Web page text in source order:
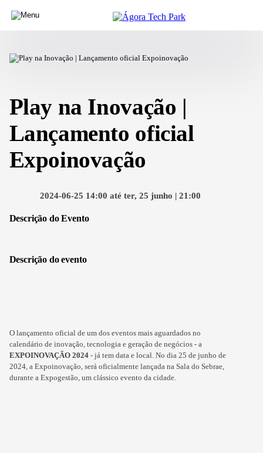
Play na Inovação |
Lançamento oficial
Expoinovação
2024-06-25 14:00 até ter, 25 junho | 21:00
Descrição do Evento
Descrição do evento
O lançamento oficial de um dos eventos mais aguardados no
calendário de inovação, tecnologia e geração de negócios - a
EXPOINOVAÇÃO 2024- já tem data e local. No dia 25 de junho de
2024, a Expoinovação, será oficialmente lançada na Sala do Sebrae,
durante a Expogestão, um clássico evento da cidade.